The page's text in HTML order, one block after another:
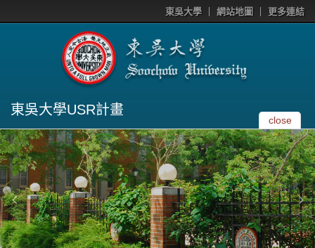
東吳大學 網站地圖 更多連結
東吳大學USR計畫
close